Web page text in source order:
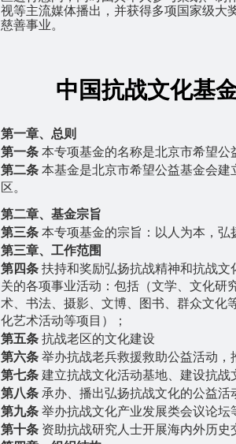
视等主流媒体播出，并获得多项国家级大
慈善事业。
中国抗战文化基
第一章、总则
第一条 本专项基金的名称是北京市希望公
第二条 本基金是北京市希望公益基金会
区。
第二章、基金宗旨
第三条 本专项基金的宗旨：以人为本，
第三章、工作范围
第四条 扶持和奖励弘扬抗战精神和抗战
关的各项事业活动：包括（文学、文化研
术、书法、摄影、文博、图书、群众文化
化艺术活动等项目）；
第五条 抗战老区的文化建设
第六条 举办抗战老兵救援救助公益活动
第七条 建立抗战文化活动基地、建设抗战
第八条 承办、播出弘扬抗战文化的公益活
第九条 举办抗战文化产业发展类会议论坛
第十条 资助抗战研究人士开展海内外历史